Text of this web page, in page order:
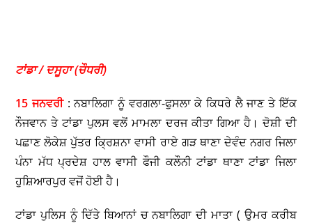
ਟਾਂਡਾ / ਦਸੂਹਾ (ਚੌਧਰੀ)
15 ਜਨਵਰੀ: ਨਬਾਲਿਗਾ ਨੂੰ ਵਰਗਲਾ-ਫੁਸਲਾ ਕੇ ਕਿਧਰੇ ਲੈ ਜਾਣ ਤੇ ਇੱਕ
ਨੌਜਵਾਨ ਤੇ ਟਾਂਡਾ ਪੁਲਸ ਵਲੋਂ ਮਾਮਲਾ ਦਰਜ ਕੀਤਾ ਗਿਆ ਹੈ। ਦੋਸ਼ੀ ਦੀ
ਪਛਾਣ ਲੋਕੇਸ਼ ਪੁੱਤਰ ਕ੍ਰਿਸ਼ਨਾ ਵਾਸੀ ਰਾਏ ਗੜ ਥਾਣਾ ਦੇਵੰਦ ਨਗਰ ਜਿਲਾ
ਪੰਨਾ ਮੱਧ ਪ੍ਰਦੇਸ਼ ਹਾਲ ਵਾਸੀ ਫੌਜੀ ਕਲੌਨੀ ਟਾਂਡਾ ਥਾਣਾ ਟਾਂਡਾ ਜਿਲਾ
ਹੁਸ਼ਿਆਰਪੁਰ ਵਜੋਂ ਹੋਈ ਹੈ।
ਟਾਂਡਾ ਪੁਲਿਸ ਨੂੰ ਦਿੱਤੇ ਬਿਆਨਾਂ ਚ ਨਬਾਲਿਗਾ ਦੀ ਮਾਤਾ ( ਉਮਰ ਕਰੀਬ